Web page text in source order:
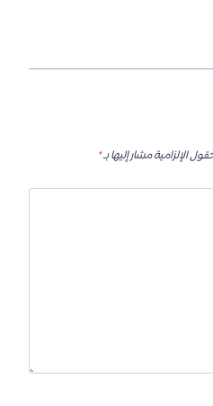
الإلزامية مشار إليها بـ*